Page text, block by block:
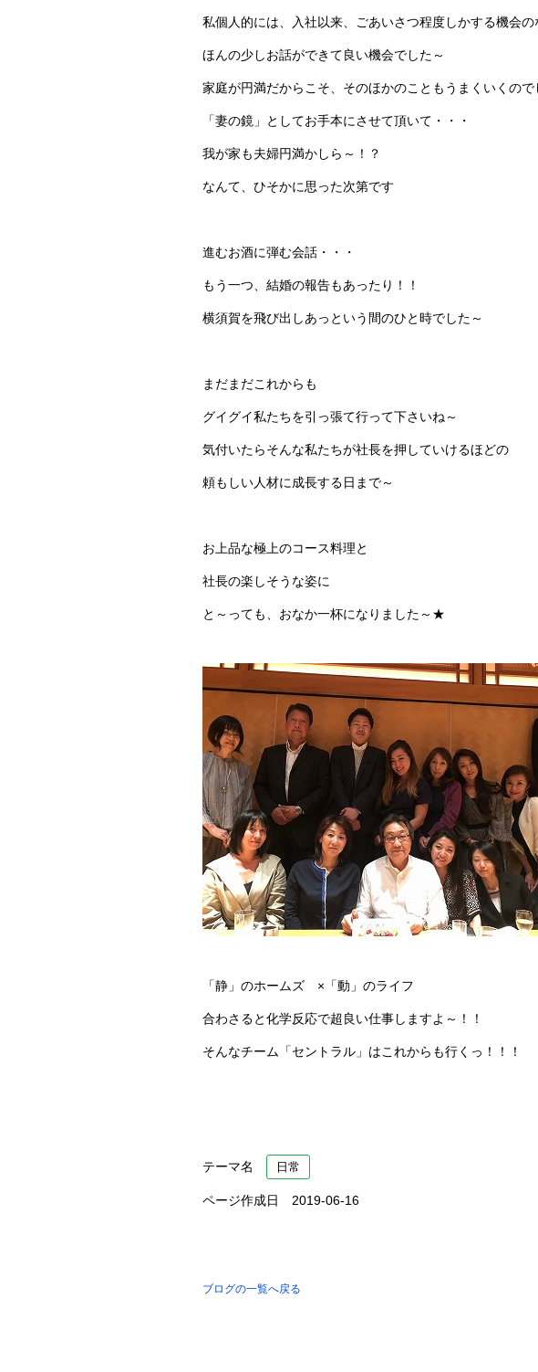
私個人的には、入社以来、ごあいさつ程度しかする機会の
ほんの少しお話ができて良い機会でした～
家庭が円満だからこそ、そのほかのこともうまくいくので
「妻の鏡」としてお手本にさせて頂いて・・・
我が家も夫婦円満かしら～！？
なんて、ひそかに思った次第です
進むお酒に弾む会話・・・
もう一つ、結婚の報告もあったり！！
横須賀を飛び出しあっという間のひと時でした～
まだまだこれからも
グイグイ私たちを引っ張て行って下さいね～
気付いたらそんな私たちが社長を押していけるほどの
頼もしい人材に成長する日まで～
お上品な極上のコース料理と
社長の楽しそうな姿に
と～っても、おなか一杯になりました～★
「静」のホームズ ×「動」のライフ
合わさると化学反応で超良い仕事しますよ～！！
そんなチーム「セントラル」はこれからも行くっ！！！
テーマ名 日常
ページ作成日 2019-06-16
ブログの一覧へ戻る